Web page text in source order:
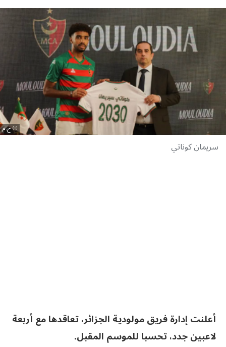
ح.م
سريمان كوناتي
أعلنت إدارة فريق مولودية الجزائر، تعاقدها مع أربعة
لاعبين جدد، تحسبا للموسم المقبل.